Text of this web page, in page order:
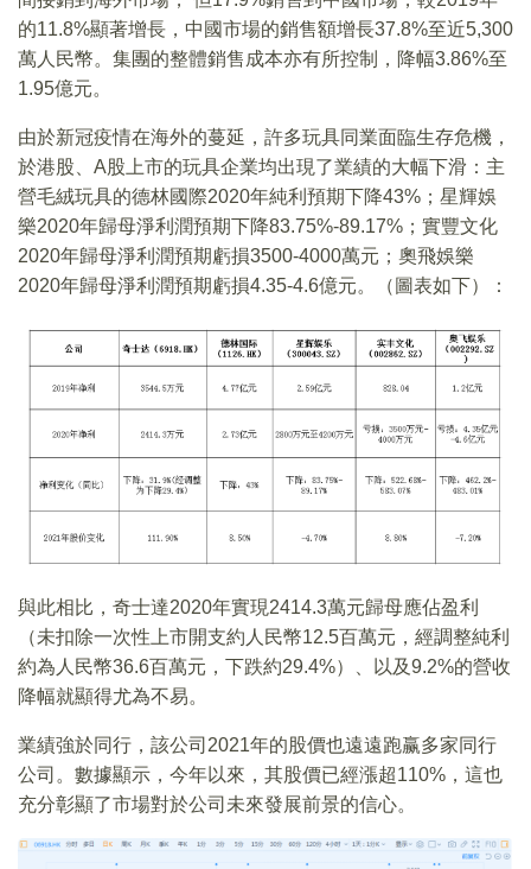
的11.8%顯著增長，中國市場的銷售額增長37.8%至近5,300
萬人民幣。集團的整體銷售成本亦有所控制，降幅3.86%至
1.95億元。
由於新冠疫情在海外的蔓延，許多玩具同業面臨生存危機，
於港股、A股上市的玩具企業均出現了業績的大幅下滑：主
營毛絨玩具的德林國際2020年純利預期下降43%；星輝娛
樂2020年歸母淨利潤預期下降83.75%-89.17%；實豐文化
2020年歸母淨利潤預期虧損3500-4000萬元；奧飛娛樂
2020年歸母淨利潤預期虧損4.35-4.6億元。（圖表如下）：
與此相比，奇士達2020年實現2414.3萬元歸母應佔盈利
（未扣除一次性上市開支約人民幣12.5百萬元，經調整純利
約為人民幣36.6百萬元，下跌約29.4%）、以及9.2%的營收
降幅就顯得尤為不易。
業績強於同行，該公司2021年的股價也遠遠跑赢多家同行
公司。數據顯示，今年以來，其股價已經漲超110%，這也
充分彰顯了市場對於公司未來發展前景的信心。